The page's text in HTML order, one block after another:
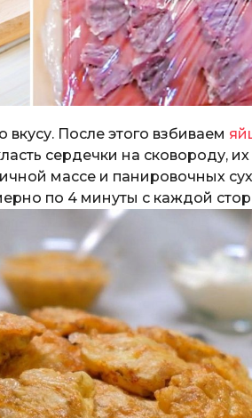
После этого взбиваем
сердечки на сковороду,
массе и панировочных
по 4 минуты с каждой